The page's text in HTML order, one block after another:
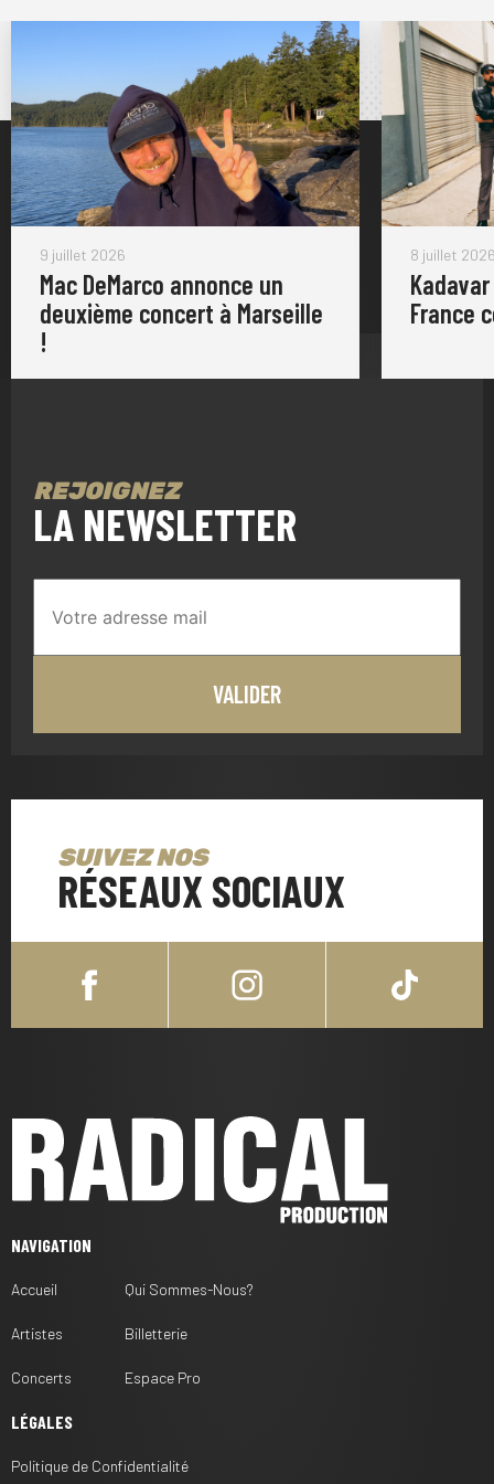
9 juillet 2026
Mac DeMarco annonce un
deuxième concert à Marseille
!
8 juillet
France
REJOIGNEZ
LA NEWSLETTER
SUIVEZ NOS
RÉSEAUX SOCIAUX
NAVIGATION
Accueil
Artistes
Concerts
Qui Sommes-Nous?
Billetterie
Espace Pro
LÉGALES
Politique de Confidentialité